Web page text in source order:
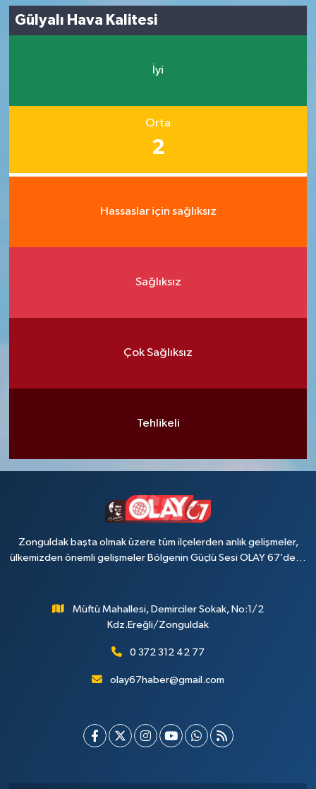
Gülyalı Hava Kalitesi
İyi
Orta
2
Hassaslar için sağlıksız
Sağlıksız
Çok Sağlıksız
Tehlikeli
Zonguldak başta olmak üzere tüm ilçelerden anlık gelişmeler,
ülkemizden önemli gelişmeler Bölgenin Güçlü Sesi OLAY 67’de…
Müftü Mahallesi, Demirciler Sokak, No:1/2
Kdz.Ereğli/Zonguldak
0 372 312 42 77
olay67haber@gmail.com